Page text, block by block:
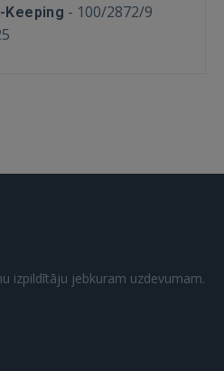
GOOGLE
with Apple
reģistrējies?
- 100/2872/9
izpildītāju jebkuram uzdevumam.